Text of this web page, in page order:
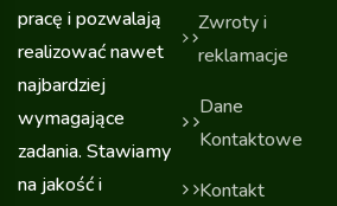
pracę i pozwalają
realizować nawet
najbardziej
wymagające
zadania. Stawiamy
na jakość i
Zwroty i
reklamacje
Dane
Kontaktowe
Kontakt